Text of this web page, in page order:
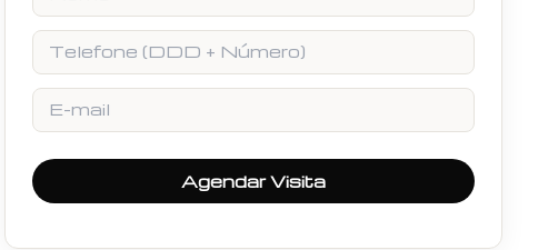
Telefone
E-mail
Agendar Visita